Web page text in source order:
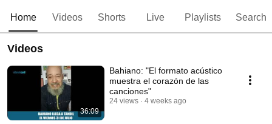
Home Videos Shorts Live Playlists Search
Videos
36:09
Bahiano: "El formato acústico
muestra el corazón de las
canciones"
24 views 4 weeks ago